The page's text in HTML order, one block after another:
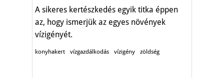
A sikeres kertészkedés egyik titka éppen
az, hogy ismerjük az egyes növények
vízigényét.
konyhakert vízgazdálkodás vízigény zöldség